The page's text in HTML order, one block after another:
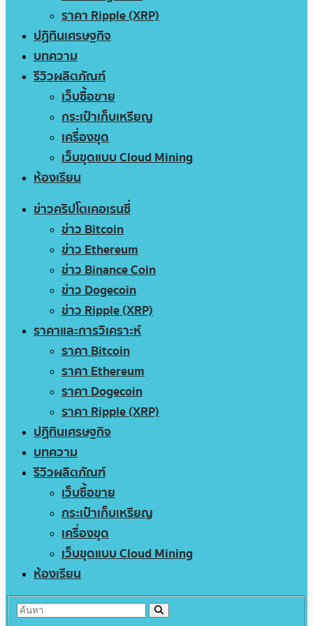
ราคา Ripple (XRP)
ปฏิทินเศรษฐกิจ
บทความ
รีวิวผลิตภัณฑ์
เว็บซื้อขาย
กระเป๋าเก็บเหรียญ
เครื่องขุด
เว็บขุดแบบ Cloud Mining
ห้องเรียน
ข่าวคริปโตเคอเรนซี่
ข่าว Bitcoin
ข่าว Ethereum
ข่าว Binance Coin
ข่าว Dogecoin
ข่าว Ripple (XRP)
ราคาและการวิเคราะห์
ราคา Bitcoin
ราคา Ethereum
ราคา Dogecoin
ราคา Ripple (XRP)
ปฏิทินเศรษฐกิจ
บทความ
รีวิวผลิตภัณฑ์
เว็บซื้อขาย
กระเป๋าเก็บเหรียญ
เครื่องขุด
เว็บขุดแบบ Cloud Mining
ห้องเรียน